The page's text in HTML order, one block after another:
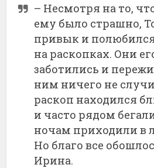
– Несмотря на то,
ему было страшно,
привык и
на раскопках. Они
заботились и
ним ничего не
раскоп находился
и часто рядом
ночам приходили в
Но благо все
Ирина.